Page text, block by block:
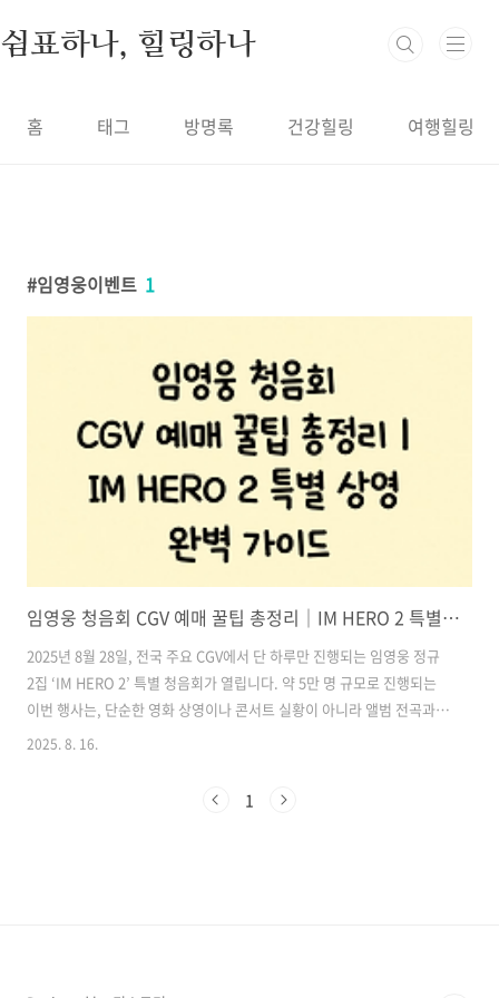
쉼표하나, 힐링하나
홈 태그 방명록 건강힐링 여행힐링
임영웅이벤트 1
임영웅 청음회 CGV 예매 꿀팁 총정리｜IM HERO 2 특별 상영 완벽 가이드
2025년 8월 28일, 전국 주요 CGV에서 단 하루만 진행되는 임영웅 정규
2집 ‘IM HERO 2’ 특별 청음회가 열립니다. 약 5만 명 규모로 진행되는
이번 행사는, 단순한 영화 상영이나 콘서트 실황이 아니라 앨범 전곡과
타이틀곡 뮤직비디오(MV)를 대형 스크린과 극장 사운드로 처음 공개하
기는 순간이 될 것입니다. 대형 화면 속 임영웅의 표정, 극장을 가득 채우
2025. 8. 16.
1